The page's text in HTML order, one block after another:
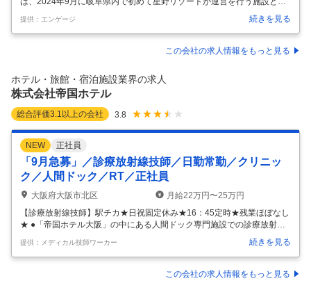
て奥飛騨温泉郷平湯エリアに開業しました！ ■主な仕事内容 ・客室清掃
業務：客室清掃、ベットメイキングおよびパブリックエリア清掃 ・厨房
サポート業務：仕込み作業、盛付、食器洗浄 ＜業務内容と勤務時間＞
(1)朝食厨房サポート6:00～11:00（5時間） (2)客室清掃 11:00～14:30
わせによって長時間（所定労働時間８時間未満）勤務も可能 ＜参考＞組
み合わせ勤務例 …
提供：エンゲージ 続きを見る
この会社の求人情報をもっと見る
ホテル・旅館・宿泊施設業界の求人
株式会社帝国ホテル
総合評価3.1 以上の会社 3.8
NEW 正社員
「9月急募」／診療放射線技師／日勤常勤／クリニッ
ク／人間ドック／RT／正社員
大阪府大阪市北区
月給22万円〜25万円
【診療放射線技師】駅チカ★日祝固定休み★16：45定時★残業ほぼなし
★ ●「帝国ホテル大阪」の中にある人間ドック専門施設での診療放射線
技師としてご活躍いただきます。 ●最寄駅より徒歩６分！駅チカなので
通勤も負担になりません。 「帝国ホテルクリニック」にて、診療放射線
技師さんを募集しています☆ＪＲ大阪環状線・桜ノ宮駅から徒歩6分と
駅チカで通勤便利！経験の浅い方、ブランクのある方もサポート体制が
提供：メディカル技師ワーカー 続きを見る
この会社の求人情報をもっと見る